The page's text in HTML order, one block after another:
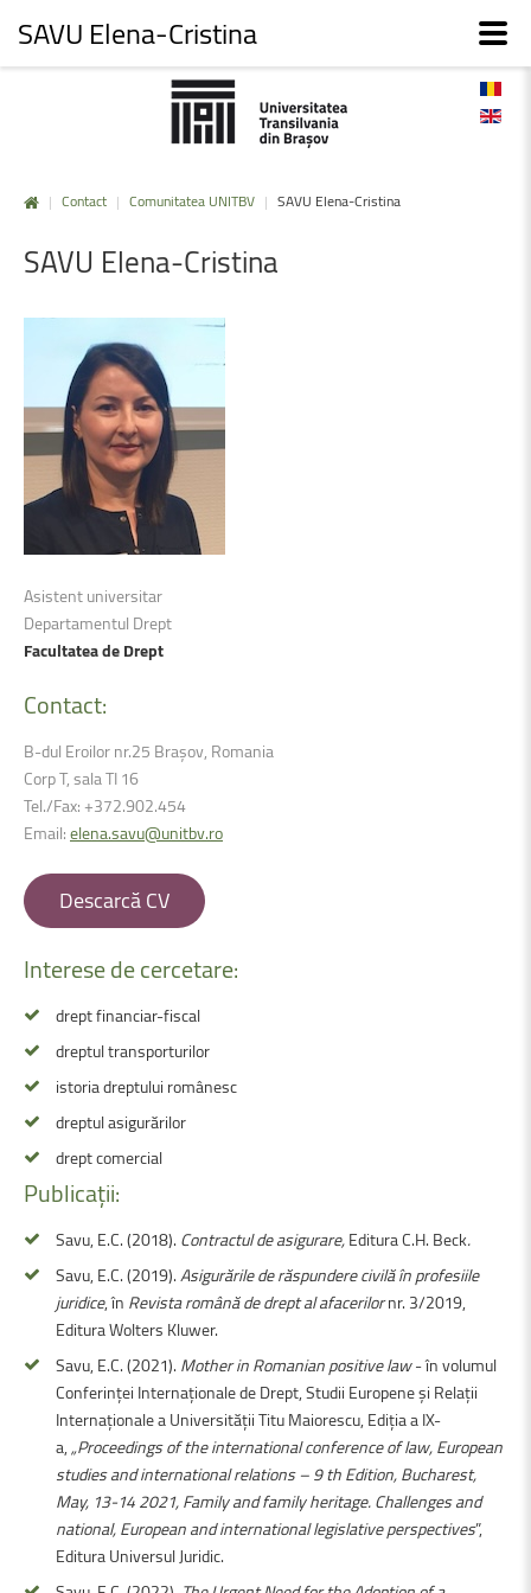
| Contact | Comunitatea UNITBV | SAVU Elena-Cristina
SAVU Elena-Cristina
Asistent universitar
Departamentul Drept
Facultatea de Drept
Contact:
B-dul Eroilor nr.25 Brașov, Romania
Corp T, sala TI 16
Tel./Fax: +372.902.454
Email:elena.savu@unitbv.ro
Descarcă CV
Interesedecercetare:
drept financiar-fiscal
dreptul transporturilor
istoria dreptului românesc
dreptul asigurărilor
drept comercial
Publicații:
Savu, E.C. (2018). Contractul de asigurare,Editura C.H. Beck.
Savu, E.C. (2019).Asigurările de răspundere civilă în profesiile
juridice, în Revista română de drept al afacerilornr. 3/2019,
Editura Wolters Kluwer.
Savu, E.C. (2021). Mother in Romanian positive law- în volumul
Conferinței Internaționale de Drept, Studii Europene și Relații
Internaționale a Universității Titu Maiorescu, Ediția a IX-
a,„Proceedings of the international conference of law, European
studies and international relations – 9 th Edition, Bucharest,
May, 13-14 2021, Family and family heritage. Challenges and
national, European and international legislative perspectives”,
Editura Universul Juridic.
SAVU Elena-Cristina